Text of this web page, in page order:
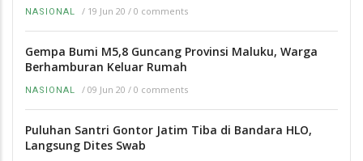
NASIONAL / 19 Jun 20 / 0 comments
Gempa Bumi M5,8 Guncang Provinsi Maluku, Warga
Berhamburan Keluar Rumah
NASIONAL / 09 Jun 20 / 0 comments
Puluhan Santri Gontor Jatim Tiba di Bandara HLO,
Langsung Dites Swab